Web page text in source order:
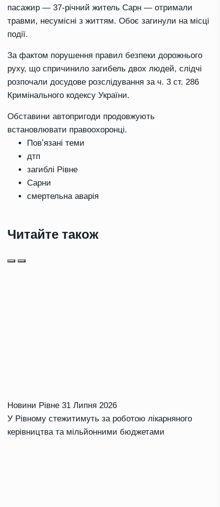
пасажир — 37-річний житель Сарн — отримали
травми, несумісні з життям. Обоє загинули на місці
події.
За фактом порушення правил безпеки дорожнього
руху, що спричинило загибель двох людей, слідчі
розпочали досудове розслідування за ч. 3 ст. 286
Кримінального кодексу України.
Обставини автопригоди продовжують
встановлювати правоохоронці.
Повʼязані теми
дтп
загиблі Рівне
Сарни
смертельна аварія
Читайте також
Новини Рівне 31 Липня 2026
У Рівному стежитимуть за роботою лікарняного
керівництва та мільйонними бюджетами